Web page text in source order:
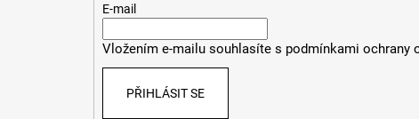
E-mail
Vložením e-mailu souhlasíte s podmínkami ochrany
PŘIHLÁSIT SE